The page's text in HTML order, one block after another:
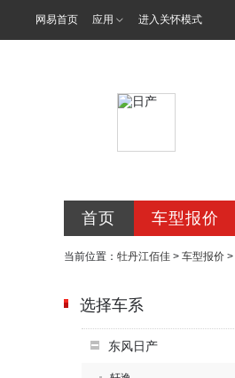
网易首页 应用 进入关怀模式
首页 车型报价
当前位置： 牡丹江佰佳 > 车型报价 >
选择车系
东风日产